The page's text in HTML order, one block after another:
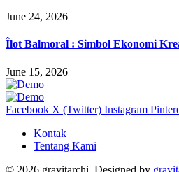
June 24, 2026
Îlot Balmoral : Simbol Ekonomi
June 15, 2026
Facebook X (Twitter) Instagram
Kontak
Tentang Kami
© 2026 gravitarchi, Designed by